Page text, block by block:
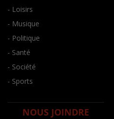
- Loisirs
- Musique
- Politique
- Santé
- Société
- Sports
NOUS JOINDRE